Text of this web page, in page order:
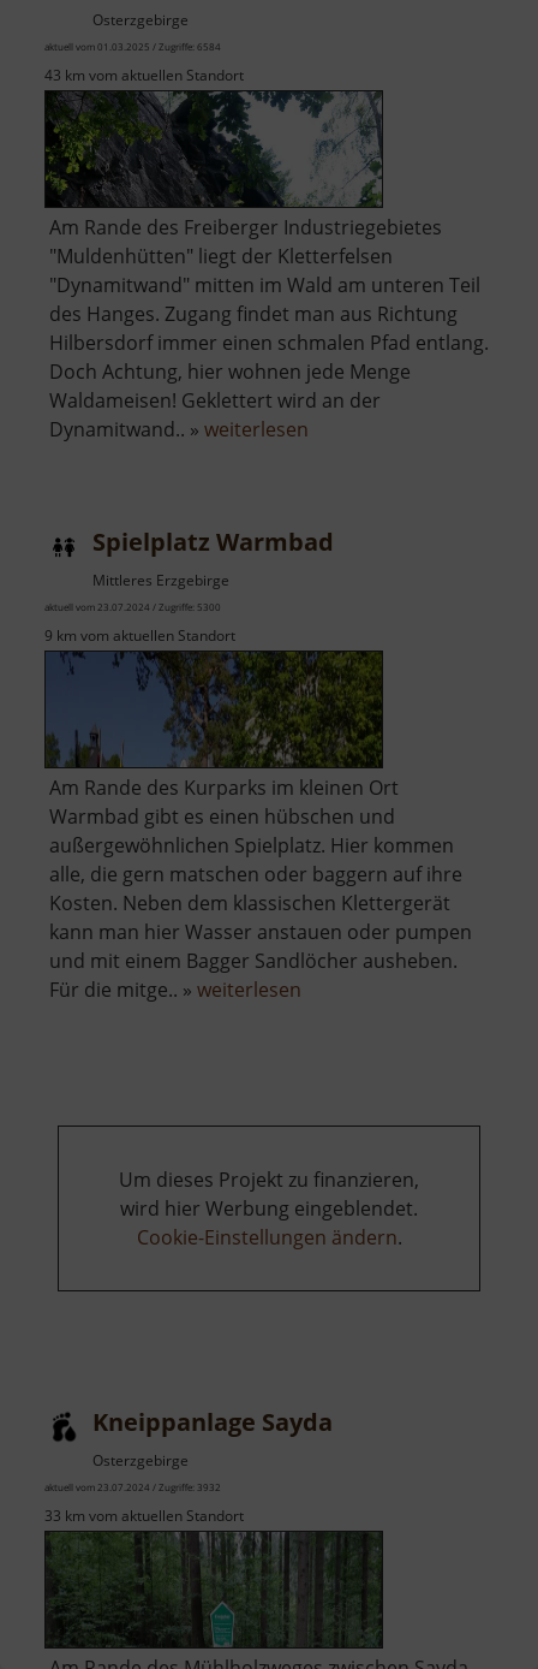
Osterzgebirge
aktuell vom 01.03.2025 / Zugriffe: 6584
43 km vom aktuellen Standort
Am Rande des Freiberger Industriegebietes
"Muldenhütten" liegt der Kletterfelsen
"Dynamitwand" mitten im Wald am unteren Teil
des Hanges. Zugang findet man aus Richtung
Hilbersdorf immer einen schmalen Pfad entlang.
Doch Achtung, hier wohnen jede Menge
Waldameisen! Geklettert wird an der
Dynamitwand.. » weiterlesen
Spielplatz Warmbad
Mittleres Erzgebirge
aktuell vom 23.07.2024 / Zugriffe: 5300
9 km vom aktuellen Standort
Am Rande des Kurparks im kleinen Ort
Warmbad gibt es einen hübschen und
außergewöhnlichen Spielplatz. Hier kommen
alle, die gern matschen oder baggern auf ihre
Kosten. Neben dem klassischen Klettergerät
kann man hier Wasser anstauen oder pumpen
und mit einem Bagger Sandlöcher ausheben.
Für die mitge.. » weiterlesen
Um dieses Projekt zu finanzieren,
wird hier Werbung eingeblendet.
Cookie-Einstellungen ändern.
Kneippanlage Sayda
Osterzgebirge
aktuell vom 23.07.2024 / Zugriffe: 3932
33 km vom aktuellen Standort